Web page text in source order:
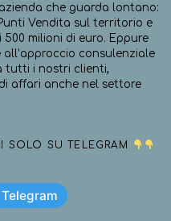
che guarda lontano:
Vendita sul territorio e
milioni di euro. Eppure
consulenziale
tutti i nostri clienti,
affari anche nel settore
SOLO SU TELEGRAM